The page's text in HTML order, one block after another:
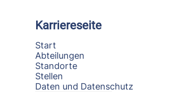
Karriereseite
Start
Abteilungen
Standorte
Stellen
Daten und Datenschutz